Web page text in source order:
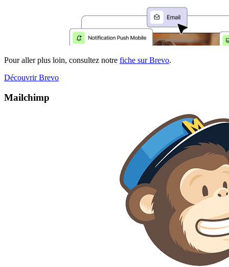
Pour aller plus loin, consultez notre fiche sur Brevo.
Découvrir Brevo
Mailchimp